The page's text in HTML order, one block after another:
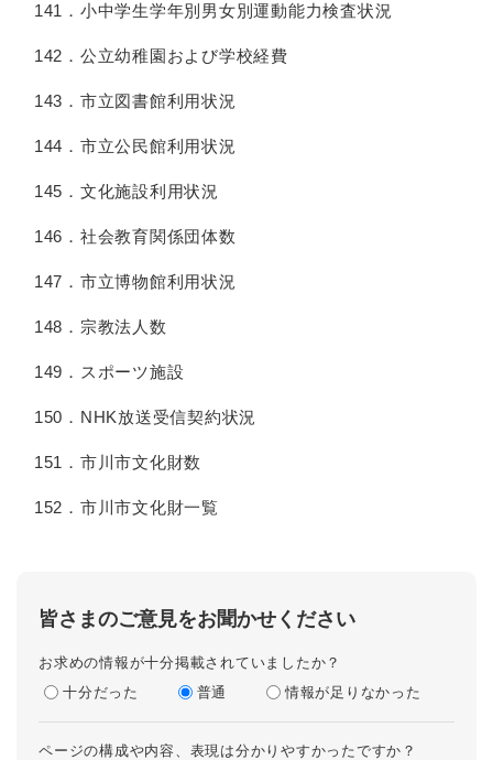
141．小中学生学年別男女別運動能力検査状況
142．公立幼稚園および学校経費
143．市立図書館利用状況
144．市立公民館利用状況
145．文化施設利用状況
146．社会教育関係団体数
147．市立博物館利用状況
148．宗教法人数
149．スポーツ施設
150．NHK放送受信契約状況
151．市川市文化財数
152．市川市文化財一覧
皆さまのご意見をお聞かせください
お求めの情報が十分掲載されていましたか？
十分だった
普通 情報が足りなかった
ページの構成や内容、表現は分かりやすかったですか？